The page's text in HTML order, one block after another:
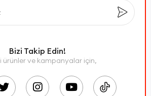
Bizi Takip Edin!
ürünler ve kampanyalar için,